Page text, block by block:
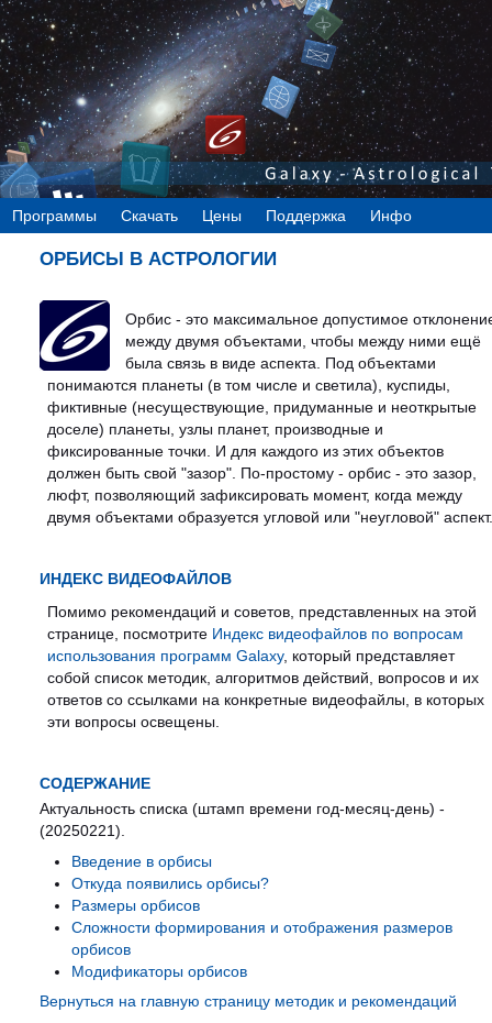
ОРБИСЫ В АСТРОЛОГИИ
Орбис - это максимальное допустимое
между двумя объектами, чтобы между ними ещё
была связь в виде аспекта. Под объектами
понимаются планеты (в том числе и светила), куспиды,
фиктивные (несуществующие, придуманные и неоткрытые
доселе) планеты, узлы планет, производные и
фиксированные точки. И для каждого из этих объектов
должен быть свой "зазор". По-простому - орбис - это зазор,
люфт, позволяющий зафиксировать момент, когда между
двумя объектами образуется угловой или "неугловой"
ИНДЕКС ВИДЕОФАЙЛОВ
Помимо рекомендаций и советов, представленных на этой
странице, посмотрите Индекс видеофайлов по вопросам
использования программ Galaxy, который представляет
собой список методик, алгоритмов действий, вопросов и их
ответов со ссылками на конкретные видеофайлы, в которых
эти вопросы освещены.
СОДЕРЖАНИЕ
Актуальность списка (штамп времени год-месяц-день) -
(20250221).
Введение в орбисы
Откуда появились орбисы?
Размеры орбисов
Сложности формирования и отображения размеров
орбисов
Модификаторы орбисов
Вернуться на главную страницу методик и рекомендаций
Программы Скачать Цены Поддержка Инфо